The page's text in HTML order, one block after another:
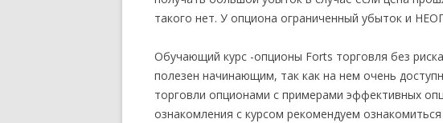
такого нет. У опциона ограниченный убыток и
Обучающий курс -опционы Forts торговля без
полезен начинающим, так как на нем очень
торговли опционами с примерами эффективных
ознакомления с курсом рекомендуем ознакомиться